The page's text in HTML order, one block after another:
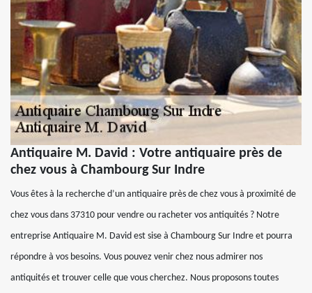
Antiquaire M. David : Votre antiquaire près de
chez vous à Chambourg Sur Indre
Vous êtes à la recherche d’un antiquaire près de chez vous à proximité de
chez vous dans 37310 pour vendre ou racheter vos antiquités ? Notre
entreprise Antiquaire M. David est sise à Chambourg Sur Indre et pourra
répondre à vos besoins. Vous pouvez venir chez nous admirer nos
antiquités et trouver celle que vous cherchez. Nous proposons toutes